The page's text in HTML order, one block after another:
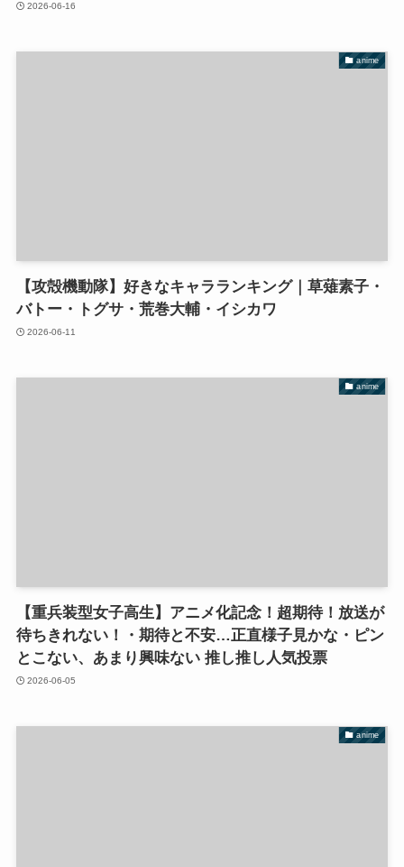
2026-06-16
anime
【攻殻機動隊】好きなキャラランキング｜草薙素子・
バトー・トグサ・荒巻大輔・イシカワ
2026-06-11
anime
【重兵装型女子高生】アニメ化記念！超期待！放送が
待ちきれない！・期待と不安…正直様子見かな・ピン
とこない、あまり興味ない 推し推し人気投票
2026-06-05
anime